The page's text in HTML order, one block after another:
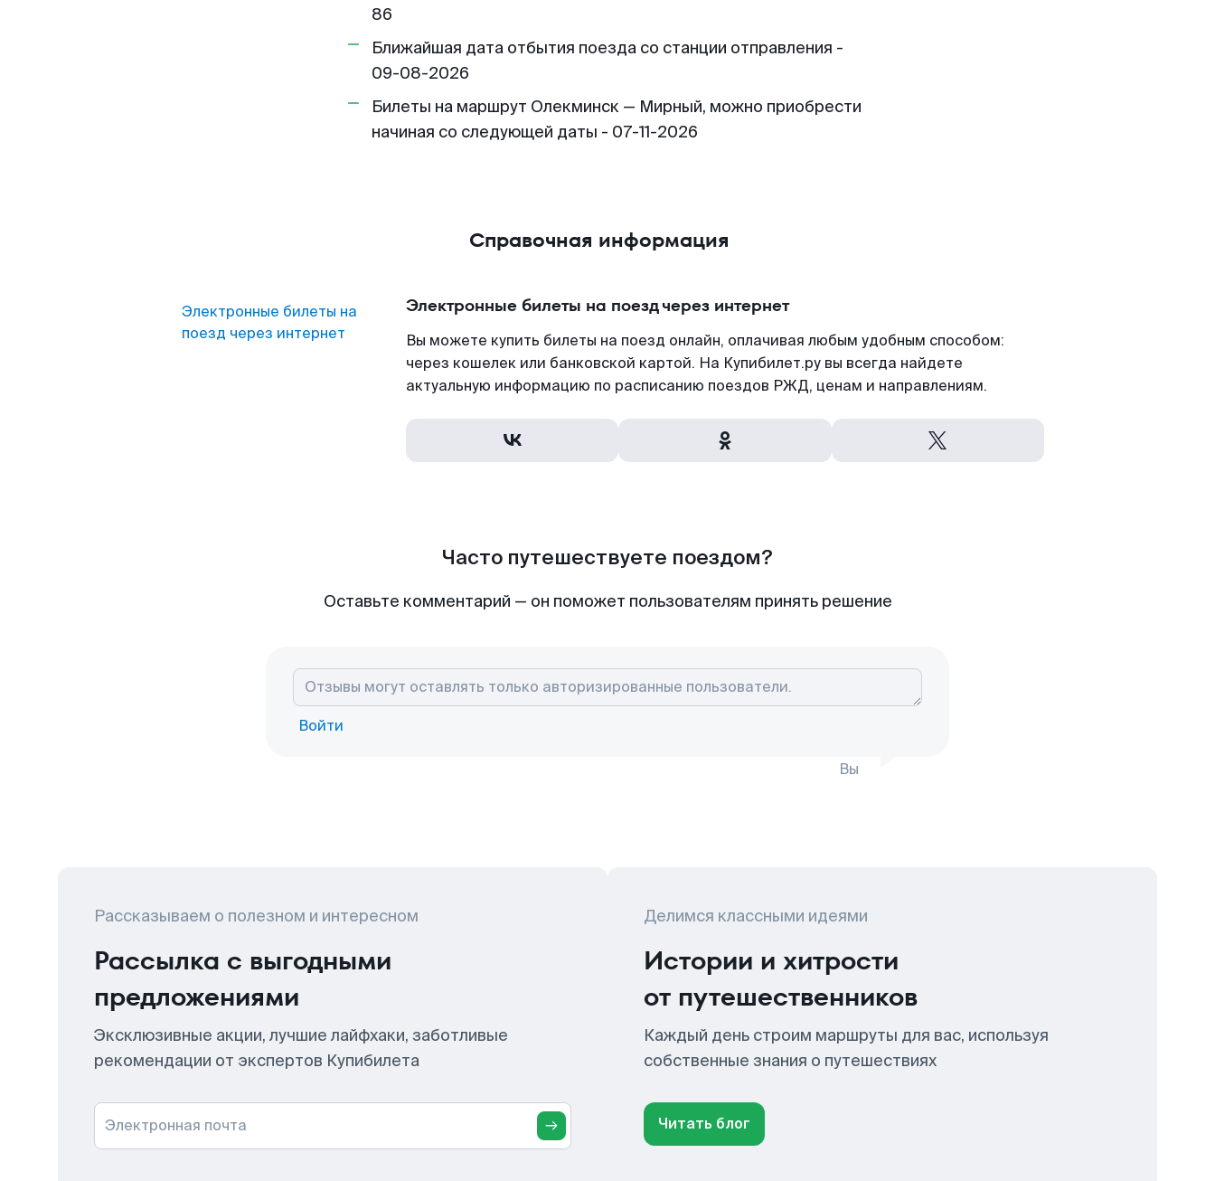
86
Ближайшая дата отбытия поезда со станции отправления -
09-08-2026
Билеты на маршрут Олекминск — Мирный, можно приобрести
начиная со следующей даты - 07-11-2026
Справочная информация
Электронные билеты на
поезд через интернет
Электронные билеты на поезд через интернет
Вы можете купить билеты на поезд онлайн, оплачивая любым удобным способом:
через кошелек или банковской картой. На Купибилет.ру вы всегда найдете
актуальную информацию по расписанию поездов РЖД, ценам и направлениям.
Часто путешествуете поездом?
Оставьте комментарий — он поможет пользователям принять решение
Войти
Вы
Рассказываем о полезном и интересном
Рассылка с выгодными
предложениями
Эксклюзивные акции, лучшие лайфхаки, заботливые
рекомендации от экспертов Купибилета
Электронная почта
Делимся классными идеями
Истории и хитрости
от путешественников
Каждый день строим маршруты для вас, используя
собственные знания о путешествиях
Читать блог